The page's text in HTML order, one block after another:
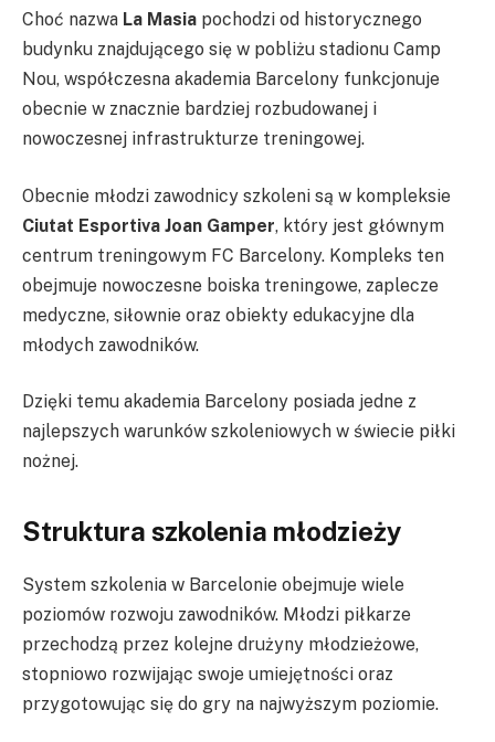
Choć nazwa La Masia pochodzi od historycznego
budynku znajdującego się w pobliżu stadionu Camp
Nou, współczesna akademia Barcelony funkcjonuje
obecnie w znacznie bardziej rozbudowanej i
nowoczesnej infrastrukturze treningowej.
Obecnie młodzi zawodnicy szkoleni są w kompleksie
Ciutat Esportiva Joan Gamper, który jest głównym
centrum treningowym FC Barcelony. Kompleks ten
obejmuje nowoczesne boiska treningowe, zaplecze
medyczne, siłownie oraz obiekty edukacyjne dla
młodych zawodników.
Dzięki temu akademia Barcelony posiada jedne z
najlepszych warunków szkoleniowych w świecie piłki
nożnej.
Struktura szkolenia młodzieży
System szkolenia w Barcelonie obejmuje wiele
poziomów rozwoju zawodników. Młodzi piłkarze
przechodzą przez kolejne drużyny młodzieżowe,
stopniowo rozwijając swoje umiejętności oraz
przygotowując się do gry na najwyższym poziomie.